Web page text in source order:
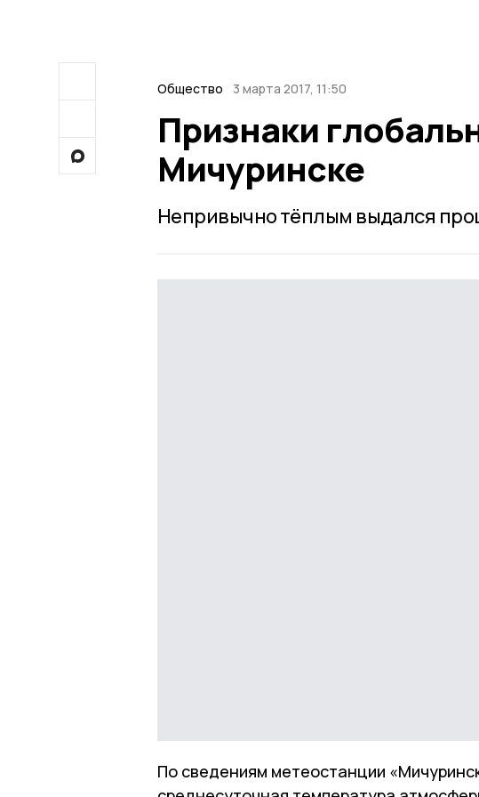
Общество 3 марта 2017, 11:50
Признаки
Мичуринске
Непривычно тёплым выдался
По сведениям метеостанции